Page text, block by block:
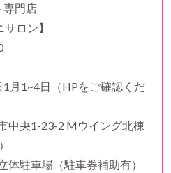
専門店
ロン】
1~4日（HPをご確認くだ
1-23-2 Mウイング北棟
駐車場（駐車券補助有）